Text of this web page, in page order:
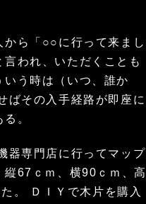
ら「○○に行って来まし
われ、いただくことも
う時は（いつ、誰か
ばその入手経路が即座に
。
器専門店に行ってマップ
67ｃｍ、横90ｃｍ、高
。 ＤＩＹで木片を購入